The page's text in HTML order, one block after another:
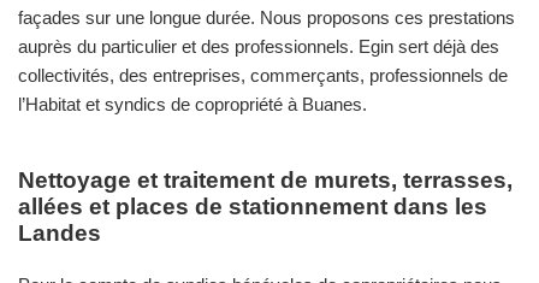
façades sur une longue durée. Nous proposons ces prestations
auprès du particulier et des professionnels. Egin sert déjà des
collectivités, des entreprises, commerçants, professionnels de
l’Habitat et syndics de copropriété à Buanes.
Nettoyage et traitement de murets, terrasses,
allées et places de stationnement dans les
Landes